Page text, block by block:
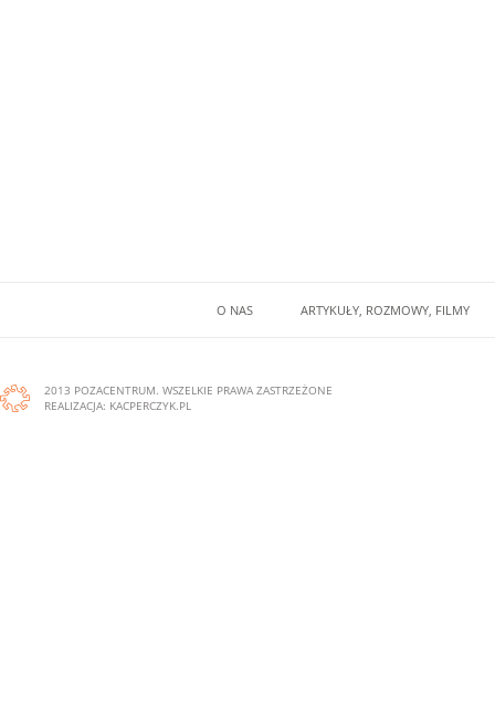
O NAS ARTYKUŁY, ROZMOWY, FILMY
2013 POZACENTRUM. WSZELKIE PRAWA ZASTRZEŻONE
REALIZACJA: KACPERCZYK.PL